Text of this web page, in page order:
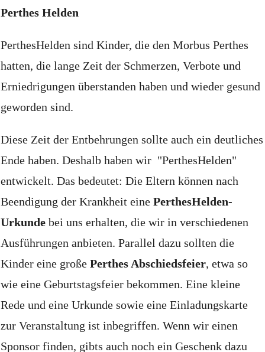
Perthes Helden
PerthesHelden sind Kinder, die den Morbus Perthes
hatten, die lange Zeit der Schmerzen, Verbote und
Erniedrigungen überstanden haben und wieder gesund
geworden sind.
Diese Zeit der Entbehrungen sollte auch ein deutliches
Ende haben. Deshalb haben wir "PerthesHelden"
entwickelt. Das bedeutet: Die Eltern können nach
Beendigung der Krankheit eine PerthesHelden-
Urkunde bei uns erhalten, die wir in verschiedenen
Ausführungen anbieten. Parallel dazu sollten die
Kinder eine große Perthes Abschiedsfeier, etwa so
wie eine Geburtstagsfeier bekommen. Eine kleine
Rede und eine Urkunde sowie eine Einladungskarte
zur Veranstaltung ist inbegriffen. Wenn wir einen
Sponsor finden, gibts auch noch ein Geschenk dazu